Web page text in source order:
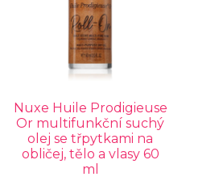
Nuxe Huile Prodigieuse
Or multifunkční suchý
olej se třpytkami na
obličej, tělo a vlasy 60
ml